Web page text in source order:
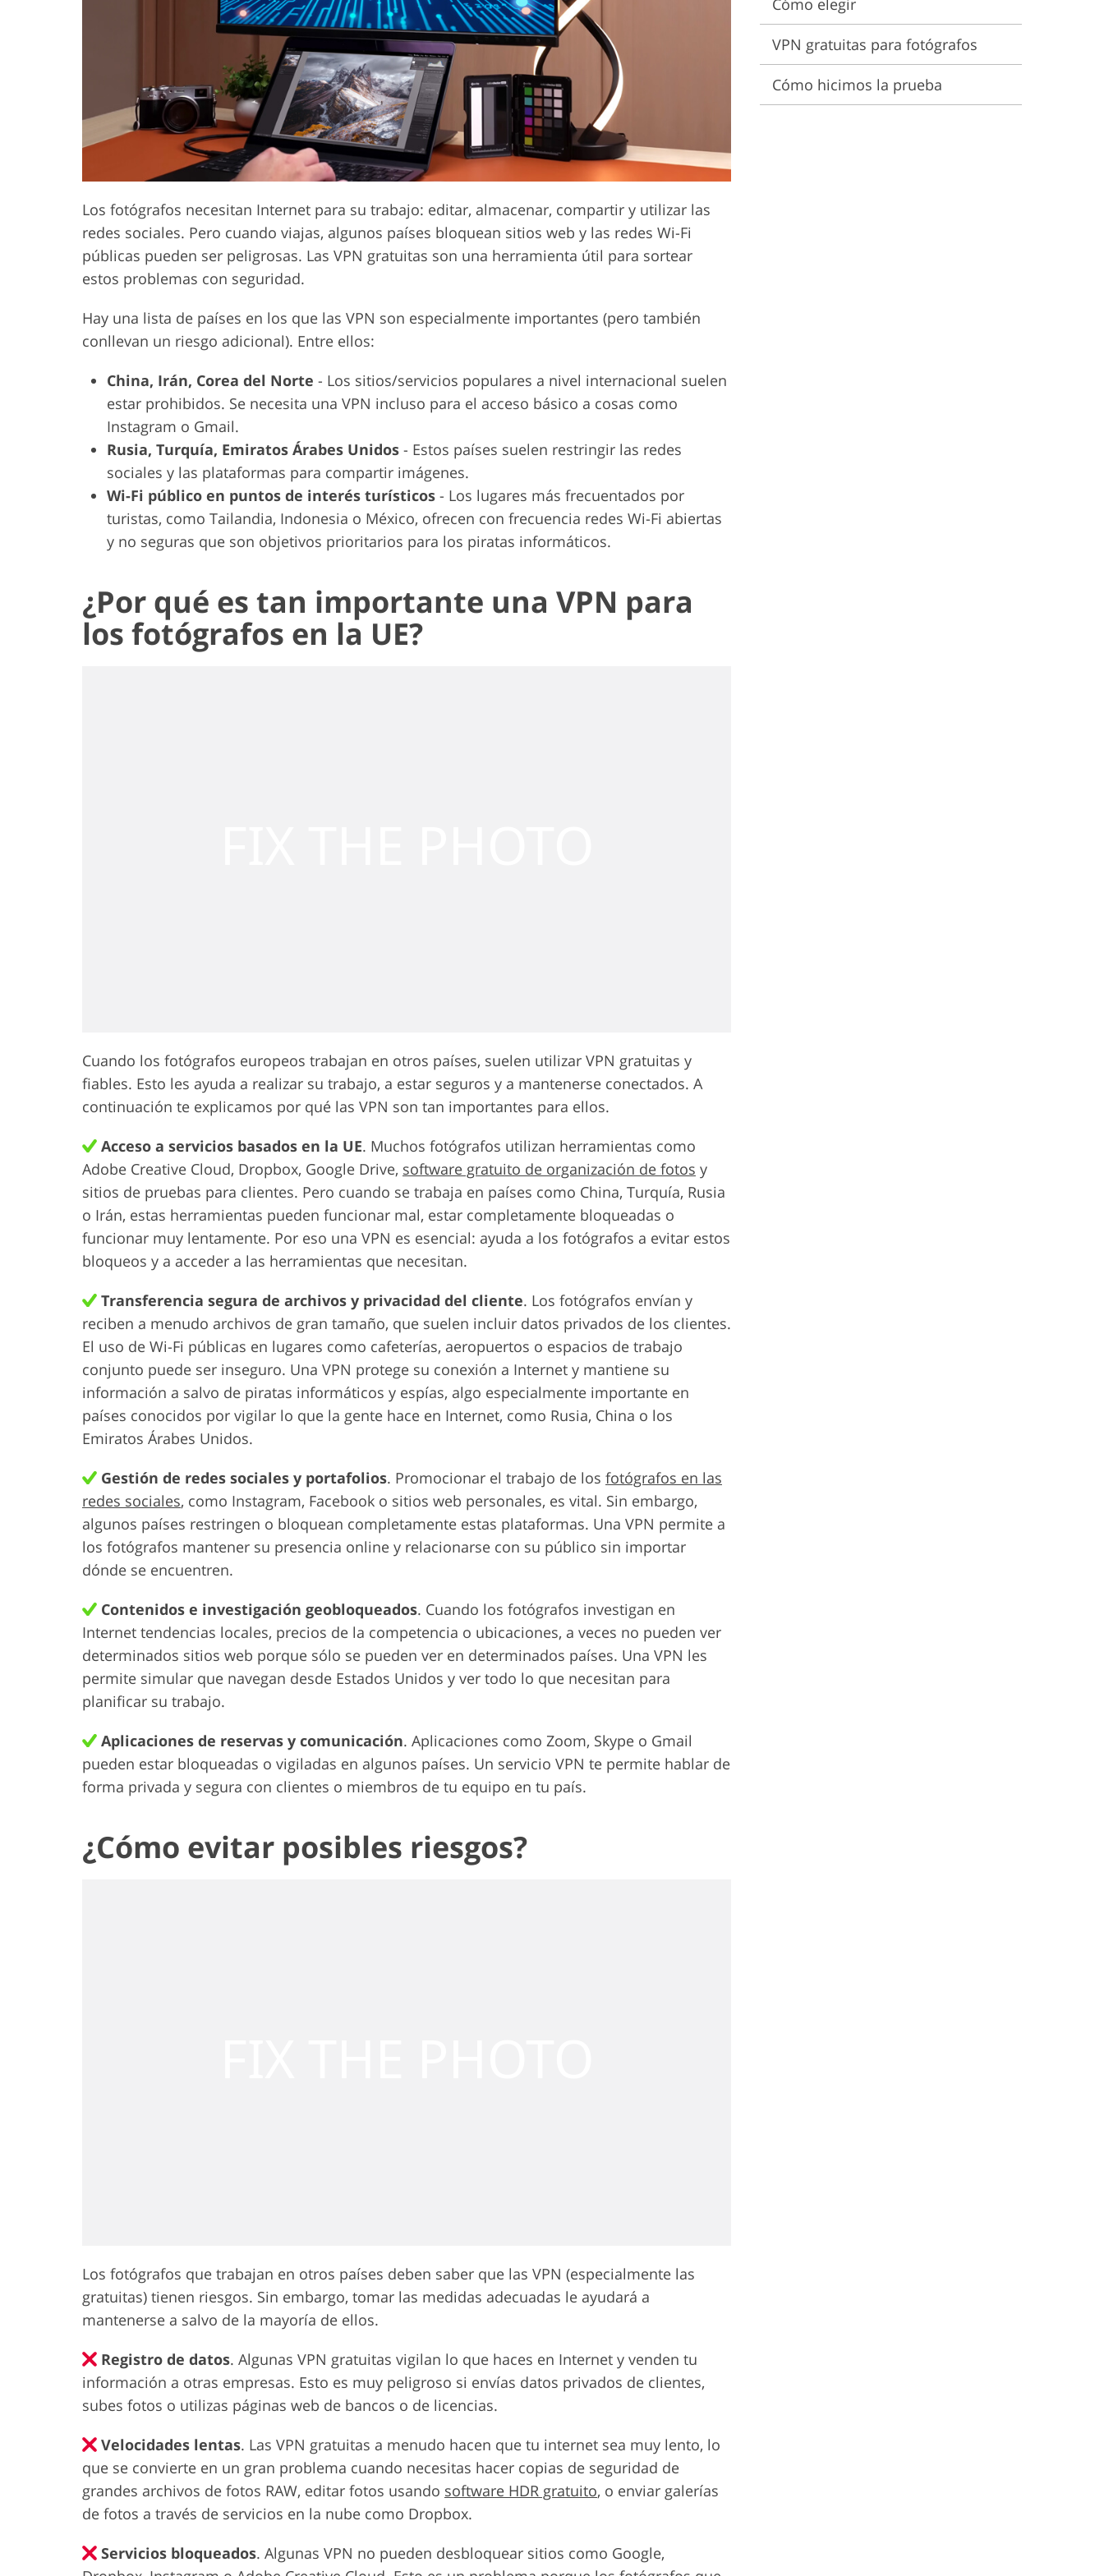
Servicios de Retoque de
Servicios de Retoque de
Joyas
Datos de Entrenamiento de
IA
Los fotógrafos necesitan Internet para su trabajo: editar, almacenar, compartir y utilizar las
redes sociales. Pero cuando viajas, algunos países bloquean sitios web y las redes Wi-Fi
públicas pueden ser peligrosas. Las VPN gratuitas son una herramienta útil para sortear
estos problemas con seguridad.
Hay una lista de países en los que las VPN son especialmente importantes (pero también
conllevan un riesgo adicional). Entre ellos:
China, Irán, Corea del Norte - Los sitios/servicios populares a nivel internacional suelen
estar prohibidos. Se necesita una VPN incluso para el acceso básico a cosas como
Instagram o Gmail.
Rusia, Turquía, Emiratos Árabes Unidos - Estos países suelen restringir las redes
sociales y las plataformas para compartir imágenes.
Wi-Fi público en puntos de interés turísticos - Los lugares más frecuentados por
turistas, como Tailandia, Indonesia o México, ofrecen con frecuencia redes Wi-Fi abiertas
y no seguras que son objetivos prioritarios para los piratas informáticos.
¿Por qué es tan importante una VPN para
los fotógrafos en la UE?
Cuando los fotógrafos europeos trabajan en otros países, suelen utilizar VPN gratuitas y
fiables. Esto les ayuda a realizar su trabajo, a estar seguros y a mantenerse conectados. A
continuación te explicamos por qué las VPN son tan importantes para ellos.
Acceso a servicios basados en la UE. Muchos fotógrafos utilizan herramientas como
Adobe Creative Cloud, Dropbox, Google Drive, software gratuito de organización de fotos y
sitios de pruebas para clientes. Pero cuando se trabaja en países como China, Turquía, Rusia
o Irán, estas herramientas pueden funcionar mal, estar completamente bloqueadas o
funcionar muy lentamente. Por eso una VPN es esencial: ayuda a los fotógrafos a evitar estos
bloqueos y a acceder a las herramientas que necesitan.
Transferencia segura de archivos y privacidad del cliente. Los fotógrafos envían y
reciben a menudo archivos de gran tamaño, que suelen incluir datos privados de los clientes.
El uso de Wi-Fi públicas en lugares como cafeterías, aeropuertos o espacios de trabajo
conjunto puede ser inseguro. Una VPN protege su conexión a Internet y mantiene su
información a salvo de piratas informáticos y espías, algo especialmente importante en
países conocidos por vigilar lo que la gente hace en Internet, como Rusia, China o los
Emiratos Árabes Unidos.
Gestión de redes sociales y portafolios. Promocionar el trabajo de los fotógrafos en las
redes sociales, como Instagram, Facebook o sitios web personales, es vital. Sin embargo,
algunos países restringen o bloquean completamente estas plataformas. Una VPN permite a
los fotógrafos mantener su presencia online y relacionarse con su público sin importar
dónde se encuentren.
Contenidos e investigación geobloqueados. Cuando los fotógrafos investigan en
Internet tendencias locales, precios de la competencia o ubicaciones, a veces no pueden ver
determinados sitios web porque sólo se pueden ver en determinados países. Una VPN les
permite simular que navegan desde Estados Unidos y ver todo lo que necesitan para
planificar su trabajo.
Aplicaciones de reservas y comunicación. Aplicaciones como Zoom, Skype o Gmail
pueden estar bloqueadas o vigiladas en algunos países. Un servicio VPN te permite hablar de
forma privada y segura con clientes o miembros de tu equipo en tu país.
¿Cómo evitar posibles riesgos?
Los fotógrafos que trabajan en otros países deben saber que las VPN (especialmente las
gratuitas) tienen riesgos. Sin embargo, tomar las medidas adecuadas le ayudará a
mantenerse a salvo de la mayoría de ellos.
Registro de datos. Algunas VPN gratuitas vigilan lo que haces en Internet y venden tu
información a otras empresas. Esto es muy peligroso si envías datos privados de clientes,
subes fotos o utilizas páginas web de bancos o de licencias.
Velocidades lentas. Las VPN gratuitas a menudo hacen que tu internet sea muy lento, lo
que se convierte en un gran problema cuando necesitas hacer copias de seguridad de
grandes archivos de fotos RAW, editar fotos usando software HDR gratuito, o enviar galerías
de fotos a través de servicios en la nube como Dropbox.
Servicios bloqueados. Algunas VPN no pueden desbloquear sitios como Google,
Cómo elegir
VPN gratuitas para fotógrafos
Cómo hicimos la prueba